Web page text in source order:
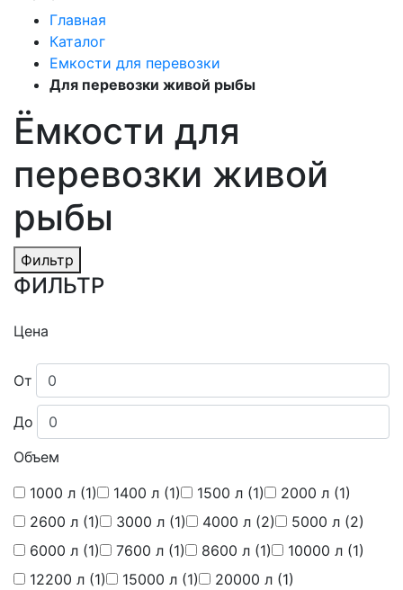
Главная
Каталог
Емкости для перевозки
Для перевозки живой рыбы
Ёмкости для
перевозки живой
рыбы
Фильтр
ФИЛЬТР
Цена
От
До
Объем
1000 л (1) 1400 л (1) 1500 л (1) 2000 л (1)
2600 л (1) 3000 л (1) 4000 л (2) 5000 л (2)
6000 л (1) 7600 л (1) 8600 л (1) 10000 л (1)
12200 л (1) 15000 л (1) 20000 л (1)